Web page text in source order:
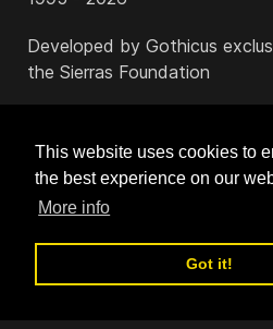
This website uses cookies to
the best experience on our
More info
Got it!
Developed by Gothicus
the Sierras Foundation
520-378-2950